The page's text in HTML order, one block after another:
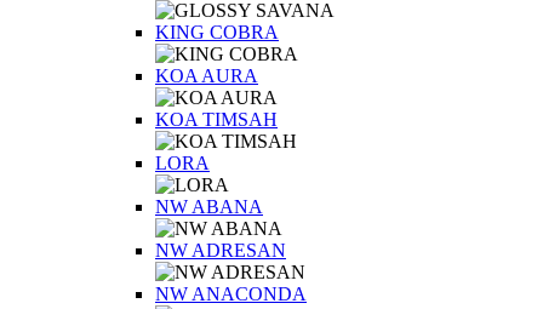
KING COBRA
KOA AURA
KOA TIMSAH
LORA
NW ABANA
NW ADRESAN
NW ANACONDA